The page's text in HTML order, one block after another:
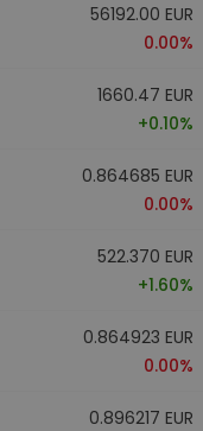
56192.00 EUR
0.00%
1660.47 EUR
+0.10%
0.864685 EUR
0.00%
522.370 EUR
+1.60%
0.864923 EUR
0.00%
0.896217 EUR